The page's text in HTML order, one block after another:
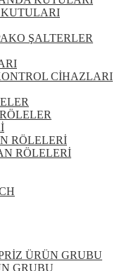
ŞALTERLER
CİHAZLARI
RÖLELERİ
RÖLELERİ
ÜRÜN GRUBU
GRUBU